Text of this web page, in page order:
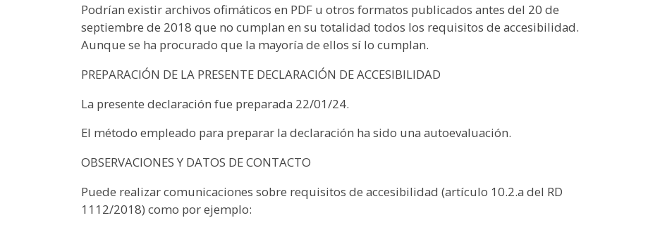
Podrían existir archivos ofimáticos en PDF u otros formatos publicados antes del 20 de
septiembre de 2018 que no cumplan en su totalidad todos los requisitos de accesibilidad.
Aunque se ha procurado que la mayoría de ellos sí lo cumplan.
PREPARACIÓN DE LA PRESENTE DECLARACIÓN DE ACCESIBILIDAD
La presente declaración fue preparada 22/01/24.
El método empleado para preparar la declaración ha sido una autoevaluación.
OBSERVACIONES Y DATOS DE CONTACTO
Puede realizar comunicaciones sobre requisitos de accesibilidad (artículo 10.2.a del RD
1112/2018) como por ejemplo: